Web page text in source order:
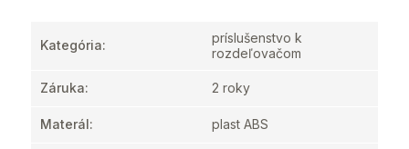
Kategória:
príslušenstvo k
rozdeľovačom
Záruka: 2 roky
Materál: plast ABS